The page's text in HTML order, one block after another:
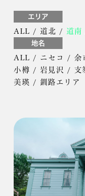
エリア
ALL / 道北 / 道南
地名
ALL / ニセコ / 余
小樽 / 岩見沢 / 支
美瑛 / 釧路エリア